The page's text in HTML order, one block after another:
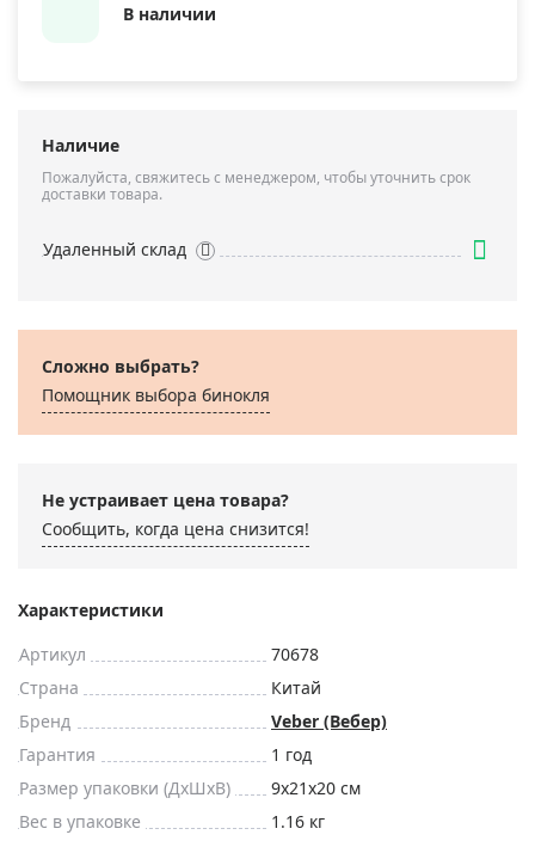
В наличии
Наличие
Пожалуйста, свяжитесь с менеджером, чтобы уточнить срок
доставки товара.
Удаленный склад
Сложно выбрать?
Помощник выбора бинокля
Не устраивает цена товара?
Сообщить, когда цена снизится!
Характеристики
Артикул
70678
Страна
Китай
Бренд
Veber (Вебер)
Гарантия
1 год
Размер упаковки (ДxШxВ)
9x21x20 см
Вес в упаковке
1.16 кг